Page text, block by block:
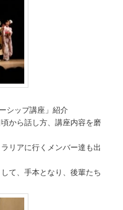
シップ講座」紹介
から話し方、講座内容を磨
リアに行くメンバー達も出
て、手本となり、後輩たち